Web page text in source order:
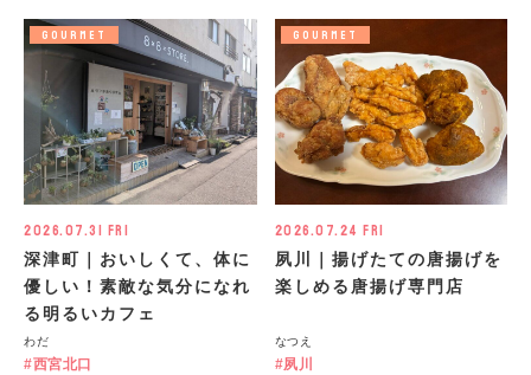
GOURMET
2026.07.31 Fri
深津町｜おいしくて、体に
優しい！素敵な気分になれ
る明るいカフェ
わだ
西宮北口
GOURMET
2026.07.24 Fri
夙川｜揚げたての唐揚げを
楽しめる唐揚げ専門店
なつえ
夙川